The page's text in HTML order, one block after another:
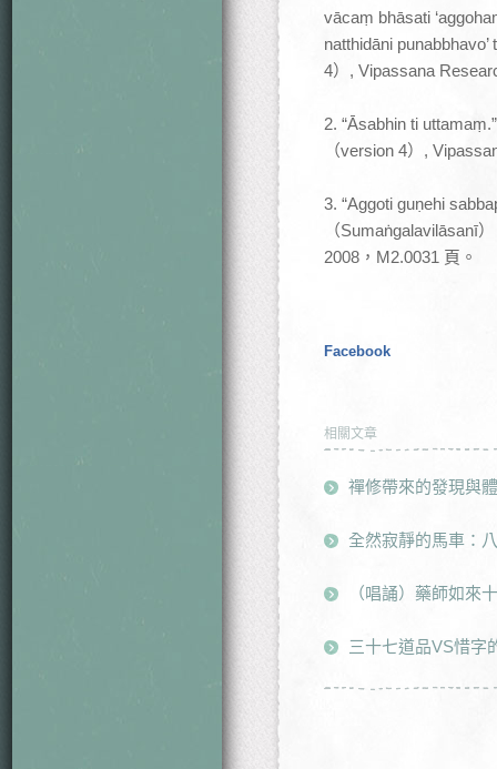
vācaṃ bhāsati
natthidāni
4）, Vipassana
2. “Āsabhin ti
（version 4）,
3. “Aggoti guṇehi
（Sumaṅgalavilāsanī
2008，M2.0031 頁。
Facebook
相關文章
禪修帶來的發現與
全然寂靜的馬車：
（唱誦）藥師如來
三十七道品VS惜字